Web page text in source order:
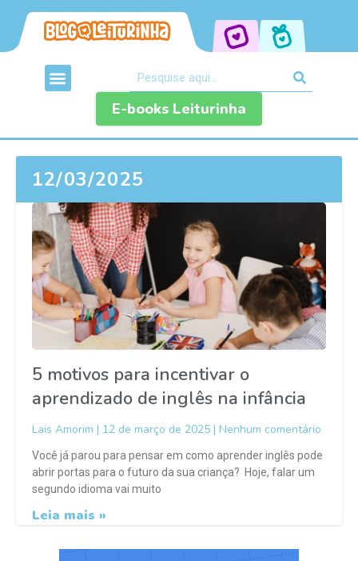
E-books Leiturinha
12/03/2025
5 motivos para incentivar o
aprendizado de inglês na infância
Lais Amorim 12 de março de 2025 Nenhum comentário
Você já parou para pensar em como aprender inglês pode
abrir portas para o futuro da sua criança? Hoje, falar um
segundo idioma vai muito
Leia mais »